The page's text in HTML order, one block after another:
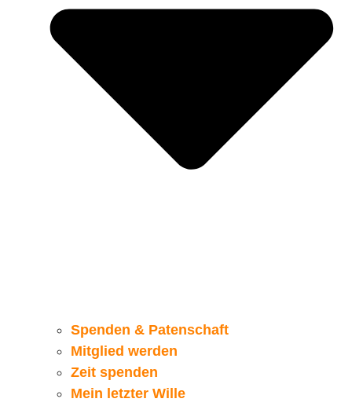
Spenden & Patenschaft
Mitglied werden
Zeit spenden
Mein letzter Wille